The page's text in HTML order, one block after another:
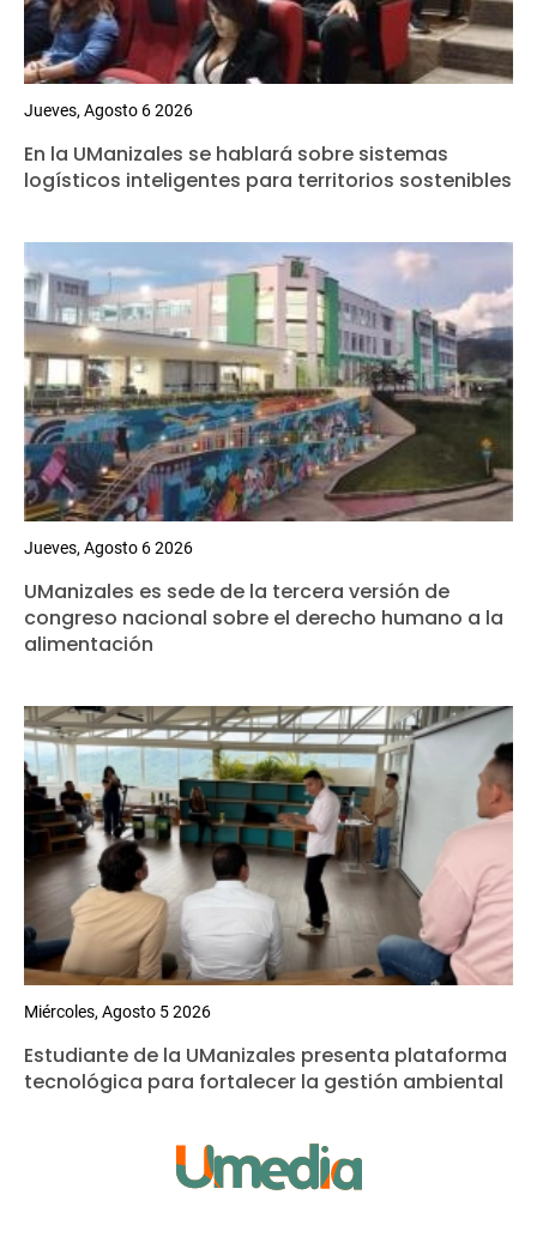
Jueves, Agosto 6 2026
En la UManizales se hablará sobre sistemas
logísticos inteligentes para territorios sostenibles
Jueves, Agosto 6 2026
UManizales es sede de la tercera versión de
congreso nacional sobre el derecho humano a la
alimentación
Miércoles, Agosto 5 2026
Estudiante de la UManizales presenta plataforma
tecnológica para fortalecer la gestión ambiental